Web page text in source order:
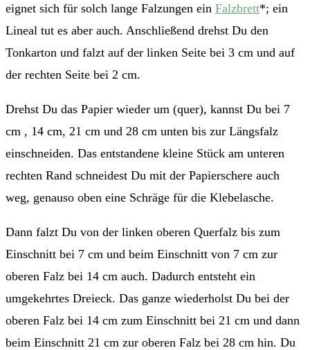
eignet sich für solch lange Falzungen ein Falzbrett*; ein
Lineal tut es aber auch. Anschließend drehst Du den
Tonkarton und falzt auf der linken Seite bei 3 cm und auf
der rechten Seite bei 2 cm.
Drehst Du das Papier wieder um (quer), kannst Du bei 7
cm , 14 cm, 21 cm und 28 cm unten bis zur Längsfalz
einschneiden. Das entstandene kleine Stück am unteren
rechten Rand schneidest Du mit der Papierschere auch
weg, genauso oben eine Schräge für die Klebelasche.
Dann falzt Du von der linken oberen Querfalz bis zum
Einschnitt bei 7 cm und beim Einschnitt von 7 cm zur
oberen Falz bei 14 cm auch. Dadurch entsteht ein
umgekehrtes Dreieck. Das ganze wiederholst Du bei der
oberen Falz bei 14 cm zum Einschnitt bei 21 cm und dann
beim Einschnitt 21 cm zur oberen Falz bei 28 cm hin. Du